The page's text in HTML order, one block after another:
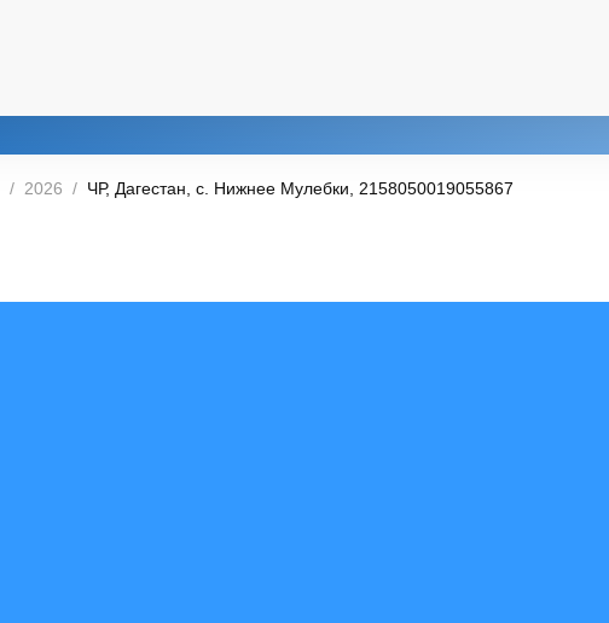
2026 ЧР, Дагестан, с. Нижнее Мулебки, 2158050019055867